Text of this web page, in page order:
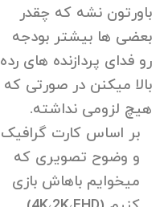
باورتون نشه که چقدر
بعضی ها بیشتر بودجه
رو فدای پردازنده های رده
بالا میکنن در صورتی که
هیچ لزومی نداشته.
بر اساس کارت گرافیک
و وضوح تصویری که
میخوایم باهاش بازی